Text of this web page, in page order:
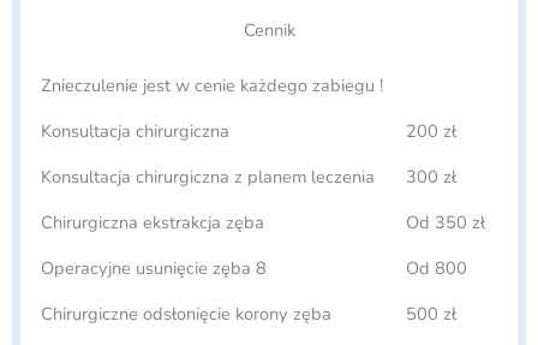
Cennik
Znieczulenie jest w cenie każdego zabiegu !
Konsultacja chirurgiczna
200 zł
Konsultacja chirurgiczna z planem leczenia
300 zł
Chirurgiczna ekstrakcja zęba
Od 350 zł
Operacyjne usunięcie zęba 8
Od 800
Chirurgiczne odsłonięcie korony zęba
500 zł